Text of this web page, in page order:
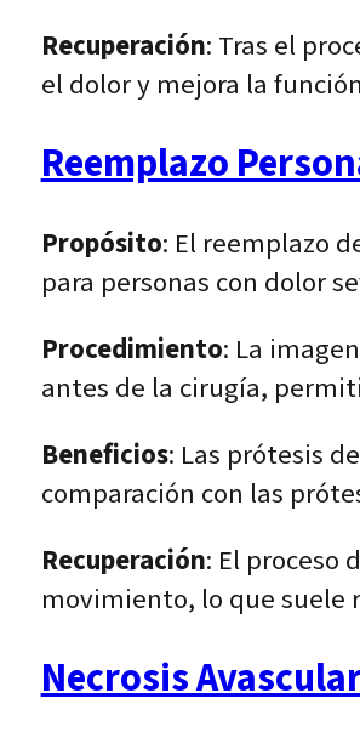
Recuperación: Tras el
el dolor y mejora la
Reemplazo
Propósito: El reemplazo
para personas con dolor
Procedimiento: La
antes de la cirugía,
Beneficios: Las prótesis
comparación con las
Recuperación: El proceso
movimiento, lo que suele
Necrosis